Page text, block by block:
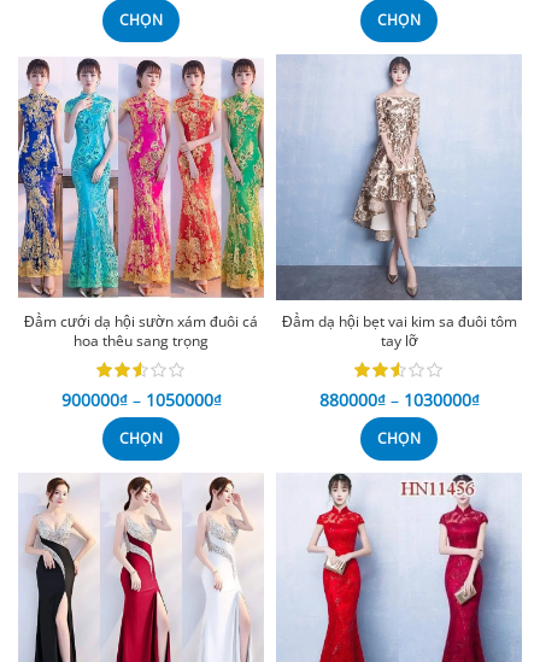
CHỌN CHỌN
Đầm cưới dạ hội sườn xám đuôi cá
hoa thêu sang trọng
900000₫ – 1050000₫
CHỌN
Đầm dạ hội bẹt vai kim sa đuôi tôm
tay lỡ
880000₫ – 1030000₫
CHỌN